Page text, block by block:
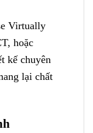
Virtually
hoặc
kế chuyên
lại chất